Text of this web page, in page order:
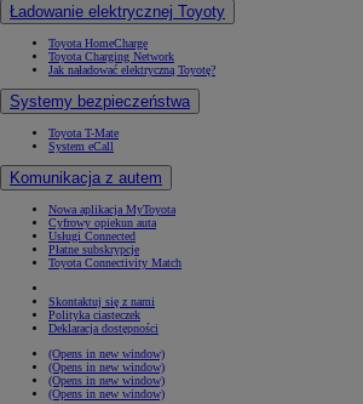
Ładowanie elektrycznej Toyoty
Toyota HomeCharge
Toyota Charging Network
Jak naładować elektryczną Toyotę?
Systemy bezpieczeństwa
Toyota T-Mate
System eCall
Komunikacja z autem
Nowa aplikacja MyToyota
Cyfrowy opiekun auta
Usługi Connected
Płatne subskrypcje
Toyota Connectivity Match
Skontaktuj się z nami
Polityka ciasteczek
Deklaracja dostępności
(Opens in new window)
(Opens in new window)
(Opens in new window)
(Opens in new window)